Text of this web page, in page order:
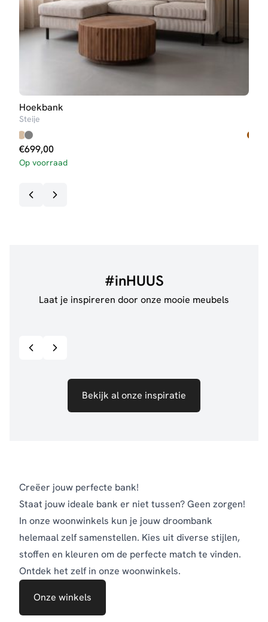
Hoekbank
Steije
€699,00
Op voorraad
#inHUUS
Laat je inspireren door onze mooie meubels
Bekijk al onze inspiratie
Creëer jouw perfecte bank!
Staat jouw ideale bank er niet tussen? Geen zorgen!
In onze woonwinkels kun je jouw droombank
helemaal zelf samenstellen. Kies uit diverse stijlen,
stoffen en kleuren om de perfecte match te vinden.
Ontdek het zelf in onze woonwinkels.
Onze winkels